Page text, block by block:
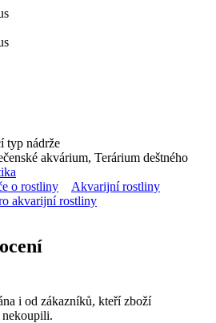
typ nádrže
akvárium, Terárium deštného
o rostliny
Akvarijní rostliny
akvarijní rostliny
i od zákazníků, kteří zboží
nekoupili.